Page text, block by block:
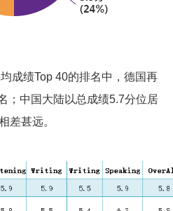
成绩Top 40的排名中，德国再
；中国大陆以总成绩5.7分位居
差甚远。